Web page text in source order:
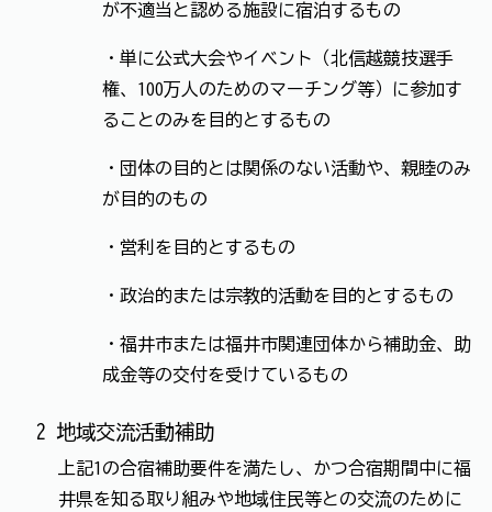
が不適当と認める施設に宿泊するもの
・単に公式大会やイベント（北信越競技選手
権、100万人のためのマーチング等）に参加す
ることのみを目的とするもの
・団体の目的とは関係のない活動や、親睦のみ
が目的のもの
・営利を目的とするもの
・政治的または宗教的活動を目的とするもの
・福井市または福井市関連団体から補助金、助
成金等の交付を受けているもの
2 地域交流活動補助
上記1の合宿補助要件を満たし、かつ合宿期間中に福
井県を知る取り組みや地域住民等との交流のために